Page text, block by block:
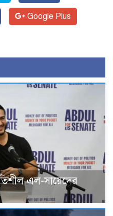
Google Plus
এল-সায়েদের